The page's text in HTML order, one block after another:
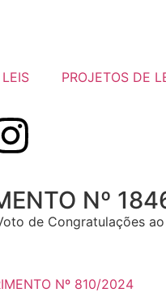
LEIS PROJETOS DE
Nº
de Congratulações
Nº 810/2024